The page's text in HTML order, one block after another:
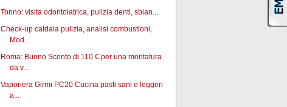
Torino: visita odontoiatrica, pulizia denti, sbian...
Check-up caldaia pulizia, analisi combustioni,
Mod...
Roma: Buono Sconto di 110 € per una montatura
da v...
Vaporiera Girmi PC20 Cucina pasti sani e leggeri
a...